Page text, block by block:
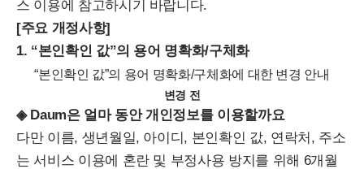
스 이용에 참고하시기 바랍니다.
[주요 개정사항]
1. “본인확인 값”의 용어 명확화/구체화
“본인확인 값”의 용어 명확화/구체화에 대한 변경 안내
변경 전
◈ Daum은 얼마 동안 개인정보를 이용할까요
다만 이름, 생년월일, 아이디, 본인확인 값, 연락처, 주소
는 서비스 이용에 혼란 및 부정사용 방지를 위해 6개월